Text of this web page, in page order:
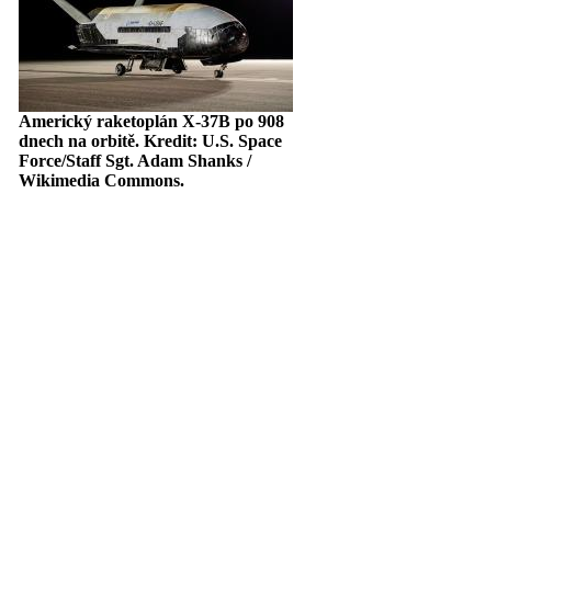
Americký raketoplán X-37B po 908
dnech na orbitě. Kredit: U.S. Space
Force/Staff Sgt. Adam Shanks /
Wikimedia Commons.